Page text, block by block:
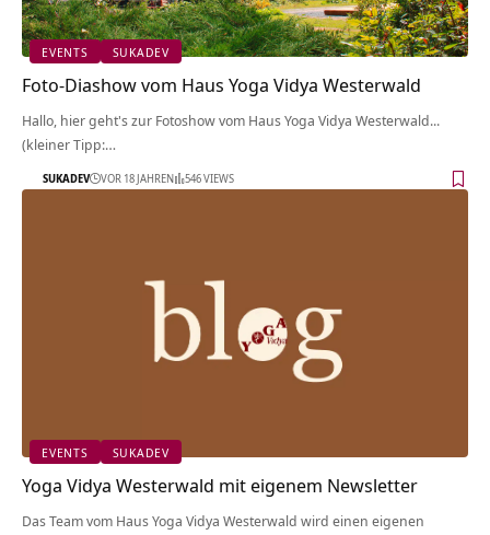
EVENTS SUKADEV
Foto-Diashow vom Haus Yoga Vidya Westerwald
Hallo, hier geht's zur Fotoshow vom Haus Yoga Vidya Westerwald...
(kleiner Tipp:…
SUKADEV VOR 18 JAHREN 546 VIEWS
EVENTS SUKADEV
Yoga Vidya Westerwald mit eigenem Newsletter
Das Team vom Haus Yoga Vidya Westerwald wird einen eigenen